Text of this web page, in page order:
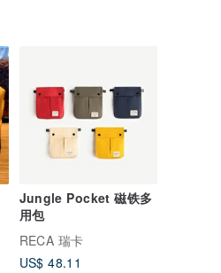
Jungle Pocket 磁铁多
用包
RECA 瑞卡
US$ 48.11